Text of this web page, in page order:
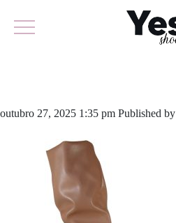
outubro 27, 2025 1:35 pm Published by